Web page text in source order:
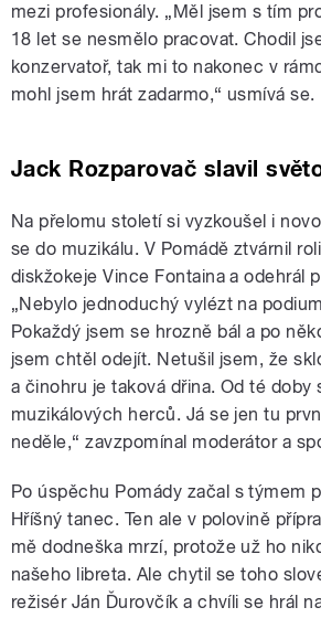
mezi profesionály. „Měl jsem s tím
18 let se nesmělo pracovat. Chodil
konzervatoř, tak mi to nakonec v
mohl jsem hrát zadarmo,“ usmívá se.
Jack Rozparovač slavil
Na přelomu století si vyzkoušel i
se do muzikálu. V Pomádě ztvárnil
diskžokeje Vince Fontaina a odehrál
„Nebylo jednoduchý vylézt na
Pokaždý jsem se hrozně bál a po
jsem chtěl odejít. Netušil jsem, že
a činohru je taková dřina. Od té doby
muzikálových herců. Já se jen tu
neděle,“ zavzpomínal moderátor a
Po úspěchu Pomády začal s týmem
Hříšný tanec. Ten ale v polovině
mě dodneška mrzí, protože už ho
našeho libreta. Ale chytil se toho
režisér Ján Ďurovčík a chvíli se hrál